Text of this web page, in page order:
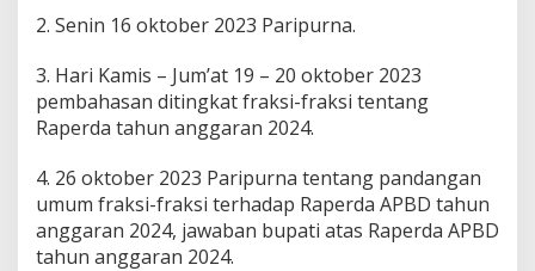
2. Senin 16 oktober 2023 Paripurna.
3. Hari Kamis – Jum’at 19 – 20 oktober 2023
pembahasan ditingkat fraksi-fraksi tentang
Raperda tahun anggaran 2024.
4. 26 oktober 2023 Paripurna tentang pandangan
umum fraksi-fraksi terhadap Raperda APBD tahun
anggaran 2024, jawaban bupati atas Raperda APBD
tahun anggaran 2024.